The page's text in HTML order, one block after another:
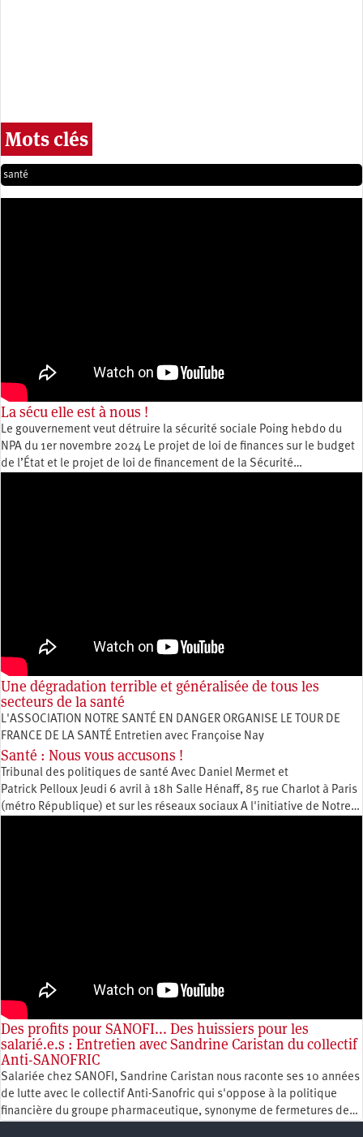
Mots clés
santé
La sécu elle est à nous !
Le gouvernement veut détruire la sécurité sociale Poing hebdo du
NPA du 1er novembre 2024 Le projet de loi de finances sur le budget
de l’État et le projet de loi de financement de la Sécurité…
Une dégradation terrible et généralisée de tous les
secteurs de la santé
L'ASSOCIATION NOTRE SANTÉ EN DANGER ORGANISE LE TOUR DE
FRANCE DE LA SANTÉ Entretien avec Françoise Nay
Santé : Nous vous accusons !
Tribunal des politiques de santé Avec Daniel Mermet et
Patrick Pelloux Jeudi 6 avril à 18h Salle Hénaff, 85 rue Charlot à Paris
(métro République) et sur les réseaux sociaux A l'initiative de Notre…
Des profits pour SANOFI... Des huissiers pour les
salarié.e.s : Entretien avec Sandrine Caristan du collectif
Anti-SANOFRIC
Salariée chez SANOFI, Sandrine Caristan nous raconte ses 10 années
de lutte avec le collectif Anti-Sanofric qui s'oppose à la politique
financière du groupe pharmaceutique, synonyme de fermetures de…